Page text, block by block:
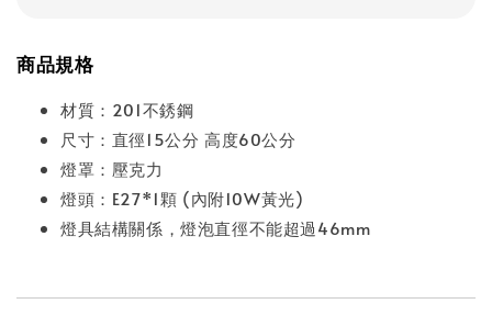
商品規格
材質：201不銹鋼
尺寸：直徑15公分 高度60公分
燈罩：壓克力
燈頭：E27*1顆 (內附10W黃光)
燈具結構關係，燈泡直徑不能超過46mm